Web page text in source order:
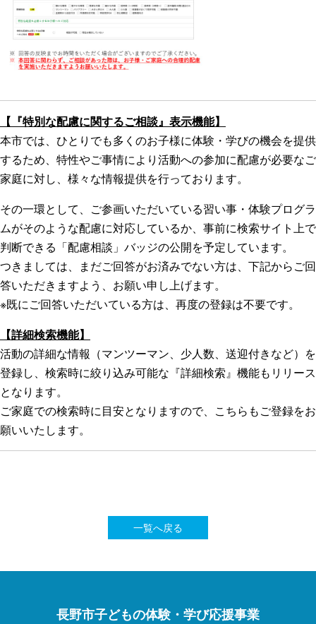
【『特別な配慮に関するご相談』表示機能】
本市では、ひとりでも多くのお子様に体験・学びの機会を提供
するため、特性やご事情により活動への参加に配慮が必要なご
家庭に対し、様々な情報提供を行っております。
その一環として、ご参画いただいている習い事・体験プログラ
ムがそのような配慮に対応しているか、事前に検索サイト上で
判断できる「配慮相談」バッジの公開を予定しています。
つきましては、まだご回答がお済みでない方は、下記からご回
答いただきますよう、お願い申し上げます。
※既にご回答いただいている方は、再度の登録は不要です。
【詳細検索機能】
活動の詳細な情報（マンツーマン、少人数、送迎付きなど）を
登録し、検索時に絞り込み可能な『詳細検索』機能もリリース
となります。
ご家庭での検索時に目安となりますので、こちらもご登録をお
願いいたします。
一覧へ戻る
長野市子どもの体験・学び応援事業